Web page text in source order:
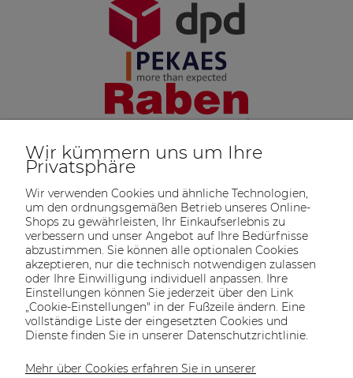
SOLTECH
SHOP
ANGEBOT INFORMATIONEN
KONTAKT
KONTAKT UNS
Wir kümmern uns um Ihre
Privatsphäre
Wir verwenden Cookies und ähnliche Technologien,
um den ordnungsgemäßen Betrieb unseres Online-
Shops zu gewährleisten, Ihr Einkaufserlebnis zu
verbessern und unser Angebot auf Ihre Bedürfnisse
abzustimmen. Sie können alle optionalen Cookies
akzeptieren, nur die technisch notwendigen zulassen
oder Ihre Einwilligung individuell anpassen. Ihre
Einstellungen können Sie jederzeit über den Link
„Cookie-Einstellungen" in der Fußzeile ändern. Eine
vollständige Liste der eingesetzten Cookies und
Dienste finden Sie in unserer Datenschutzrichtlinie.
Mehr über Cookies erfahren Sie in unserer